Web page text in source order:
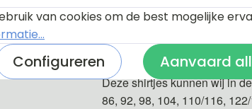
De shirtjes zijn van 100%
Deze shirtjes kunnen wij in
86, 92, 98, 104, 110/116,
van cookies om de best mogelijke
Configureren Aanvaard